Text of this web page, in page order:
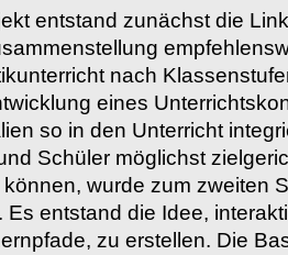
entstand zunächst die
nach
eines
so in den Unterricht
Schüler möglichst
wurde zum zweiten
Es entstand die Idee,
zu erstellen. Die